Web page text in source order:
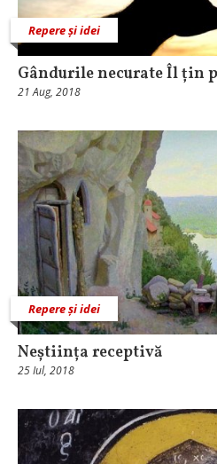
Repere și idei
Gândurile necurate Îl țin
21 Aug, 2018
Repere și idei
Neștiința receptivă
25 Iul, 2018